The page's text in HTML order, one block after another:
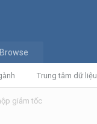
Trung tâm dữ liệu
Browse
giảm tốc